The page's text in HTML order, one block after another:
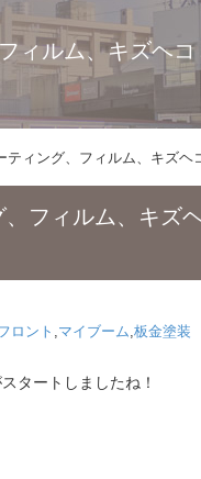
ィルム、キズヘコ
ィング、フィルム、キズヘ
フィルム、キズ
ロント ,マイブーム,板金塗装
タートしましたね！